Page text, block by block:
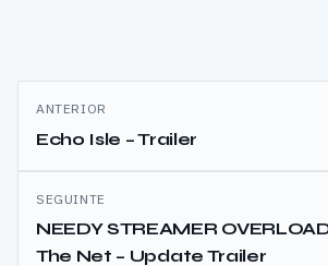
Navegação
de
artigos
ANTERIOR
Echo Isle – Trailer
SEGUINTE
NEEDY STREAMER
The Net – Update Trailer